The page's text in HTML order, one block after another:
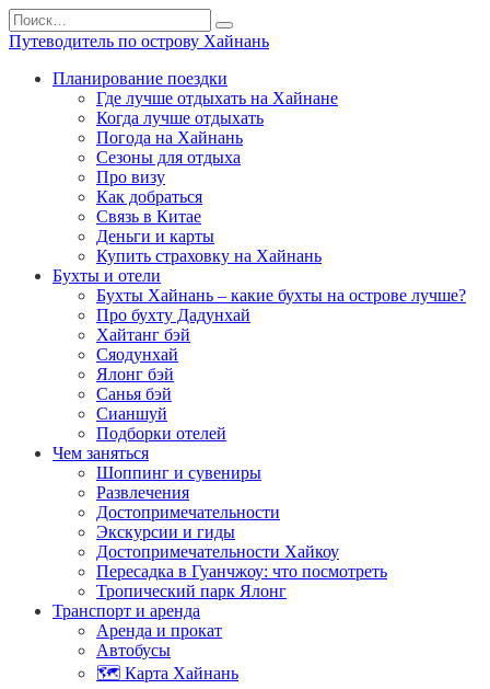
Перейти
к
содержанию
Search
for:
Путеводитель по острову Хайнань
Планирование поездки
Где лучше отдыхать на Хайнане
Когда лучше отдыхать
Погода на Хайнань
Сезоны для отдыха
Про визу
Как добраться
Связь в Китае
Деньги и карты
Купить страховку на Хайнань
Бухты и отели
Бухты Хайнань – какие бухты на острове лучше?
Про бухту Дадунхай
Хайтанг бэй
Сяодунхай
Ялонг бэй
Санья бэй
Сианшуй
Подборки отелей
Чем заняться
Шоппинг и сувениры
Развлечения
Достопримечательности
Экскурсии и гиды
Достопримечательности Хайкоу
Пересадка в Гуанчжоу: что посмотреть
Тропический парк Ялонг
Транспорт и аренда
Аренда и прокат
Автобусы
🗺️ Карта Хайнань